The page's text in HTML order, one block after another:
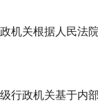
政机关根据人民法
级行政机关基于内